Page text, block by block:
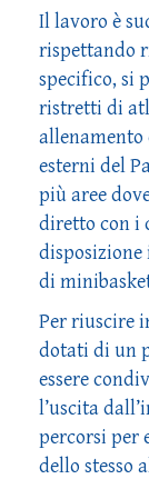
Il lavoro è
rispettando
specifico, si
ristretti di
esterni del
più aree
diretto con i
di
Per riuscire
dotati di un
essere
l’uscita
percorsi per
dello stesso